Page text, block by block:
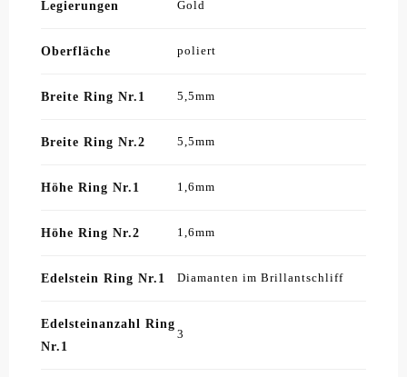
Legierungen
Gold
Oberfläche poliert
Breite Ring Nr.1 5,5mm
Breite Ring Nr.2 5,5mm
Höhe Ring Nr.1 1,6mm
Höhe Ring Nr.2 1,6mm
Edelstein Ring Nr.1 Diamanten im Brillantschliff
Edelsteinanzahl Ring
Nr.1
3